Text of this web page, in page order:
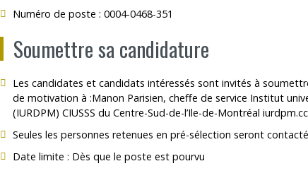
Numéro de poste : 0004-0468-351
Soumettre sa candidature
Les candidates et candidats intéressés sont invités à
de motivation à :Manon Parisien, cheffe de service Institut
(IURDPM) CIUSSS du Centre-Sud-de-l’Ile-de-Montréal
Seules les personnes retenues en pré-sélection seront
Date limite : Dès que le poste est pourvu